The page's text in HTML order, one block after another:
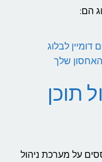
הם:
לבלוג
שלך
תוכן
על מערכת ניהול